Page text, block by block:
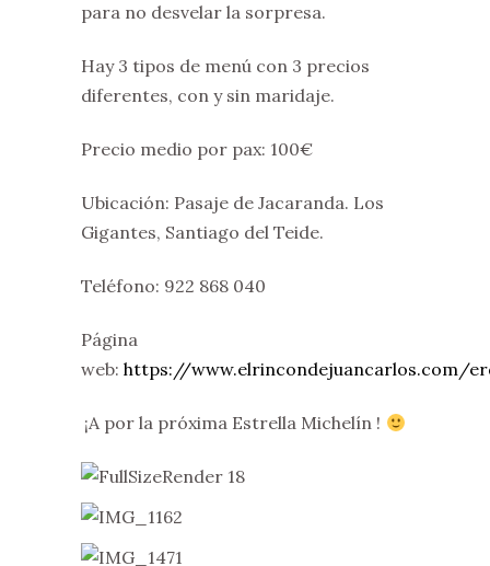
para no desvelar la sorpresa.
Hay 3 tipos de menú con 3 precios
diferentes, con y sin maridaje.
Precio medio por pax: 100€
Ubicación: Pasaje de Jacaranda. Los
Gigantes, Santiago del Teide.
Teléfono: 922 868 040
Página
web: https://www.elrincondejuancarlos.com/
¡A por la próxima Estrella Michelín !